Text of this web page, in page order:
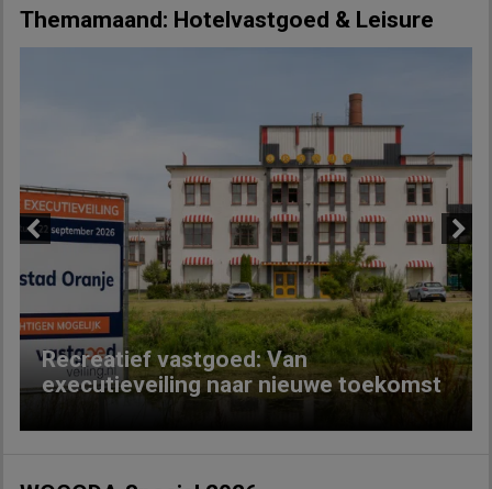
Themamaand: Hotelvastgoed & Leisure
Recreatief vastgoed: Van
executieveiling naar nieuwe toekomst
Next